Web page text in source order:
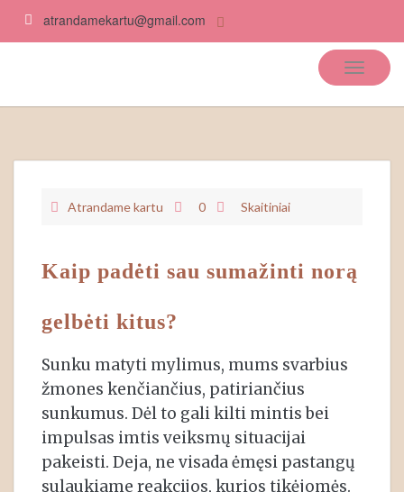
atrandamekartu@gmail.com
Atrandame kartu 0 Skaitiniai
Kaip padėti sau sumažinti norą
gelbėti kitus?
Sunku matyti mylimus, mums svarbius
žmones kenčiančius, patiriančius
sunkumus. Dėl to gali kilti mintis bei
impulsas imtis veiksmų situacijai
pakeisti. Deja, ne visada ėmęsi pastangų
sulaukiame reakcijos, kurios tikėjomės.